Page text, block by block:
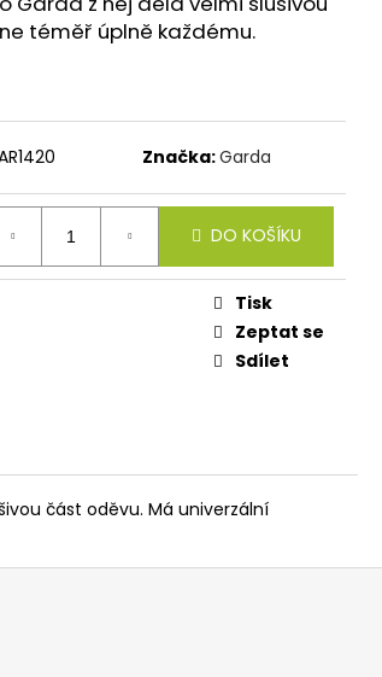
téměř úplně každému.
Značka:Garda
DO KOŠÍKU
Tisk
Zeptat se
Sdílet
část oděvu. Má univerzální